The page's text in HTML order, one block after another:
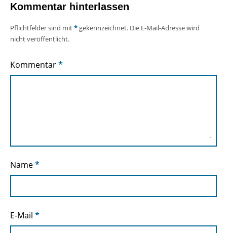
Kommentar hinterlassen
Pflichtfelder sind mit* gekennzeichnet. Die E-Mail-Adresse wird
nicht veröffentlicht.
Kommentar*
Name*
E-Mail *